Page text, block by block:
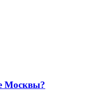
Москвы?